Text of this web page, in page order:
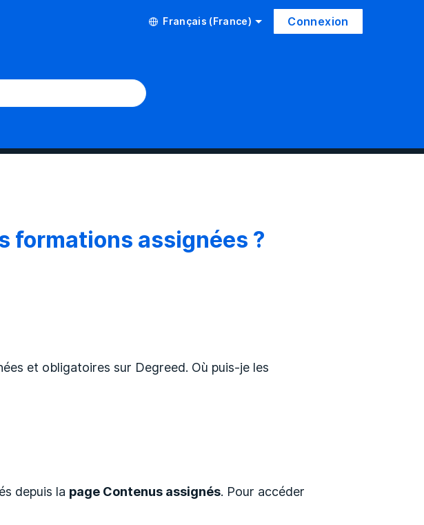
Français (France) Connexion
formations assignées ?
et obligatoires sur Degreed. Où puis-je les
depuis la page Contenus assignés. Pour accéder